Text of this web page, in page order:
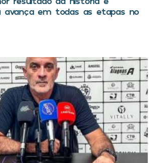
avança em todas as etapas no